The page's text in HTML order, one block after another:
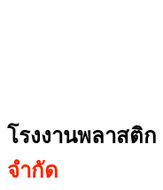
โรงงานพลาสติก
จำกัด